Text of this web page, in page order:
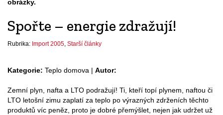
obrázky.
Spořte – energie zdražují!
Rubrika: Import 2005 Starší články
Kategorie: Teplo domova | Autor:
Zemní plyn, nafta a LTO podražují! Ti, kteří topí plynem, naftou či
LTO letošní zimu zaplatí za teplo po výrazných zdrženích těchto
produktů víc peněz, proto je dobré přemýšlet, nejen jak udržet už